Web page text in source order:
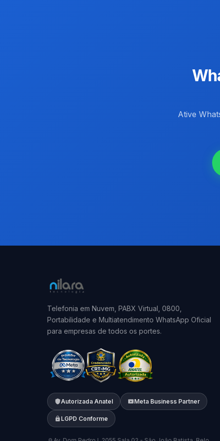
Ative
Telefonia em Nuvem, PABX Virtual, 0800,
Portabilidade e Multiatendimento WhatsApp Oficial
para empresas de todos os portes.
Autorizada Anatel Meta Business Partner
LGPD Conforme